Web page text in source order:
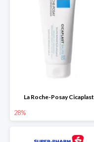
La Roche-Posay Cicaplast
28%